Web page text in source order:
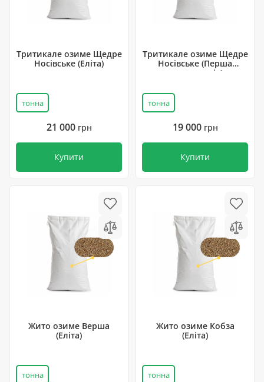
Тритикале озиме Щедре
Носівське (Еліта)
тонна
21 000 грн
Купити
Тритикале озиме Щедре
Носівське (Перша
репродукція)
тонна
19 000 грн
Купити
Жито озиме Верша
(Еліта)
тонна
Жито озиме Кобза
(Еліта)
тонна